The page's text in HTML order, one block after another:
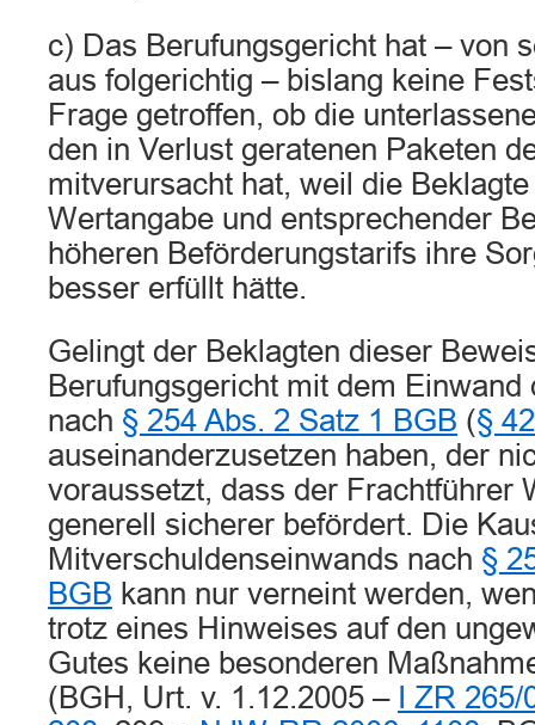
c) Das Berufungsgericht hat – von
aus folgerichtig – bislang keine
Frage getroffen, ob die
den in Verlust geratenen Paketen
mitverursacht hat, weil die
Wertangabe und entsprechender
höheren Beförderungstarifs ihre
besser erfüllt hätte.
Gelingt der Beklagten dieser
Berufungsgericht mit dem
nach § 254 Abs. 2 Satz 1 BGB (§
auseinanderzusetzen haben, der
voraussetzt, dass der Frachtführer
generell sicherer befördert. Die
Mitverschuldenseinwands nach §
BGB kann nur verneint werden,
trotz eines Hinweises auf den
Gutes keine besonderen
(BGH, Urt. v. 1.12.2005 –
I ZR 265/